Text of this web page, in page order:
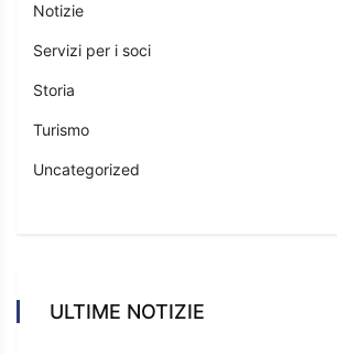
Notizie
Servizi per i soci
Storia
Turismo
Uncategorized
ULTIME NOTIZIE